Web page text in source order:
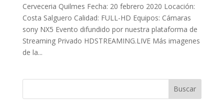
Cerveceria Quilmes Fecha: 20 febrero 2020 Locación:
Costa Salguero Calidad: FULL-HD Equipos: Cámaras
sony NX5 Evento difundido por nuestra plataforma de
Streaming Privado HDSTREAMING.LIVE Más imagenes
de la...